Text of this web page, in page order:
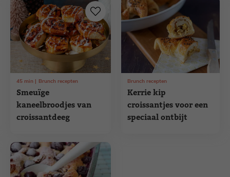
Smeuïge
kaneelbroodjes van
croissantdeeg
45 min Brunch recepten
Kerrie kip
croissantjes voor een
speciaal ontbijt
Brunch recepten